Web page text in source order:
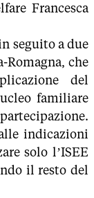
Francesca
seguito a due
Romagna, che
del
familiare
indicazioni
solo l’ISEE
il resto del